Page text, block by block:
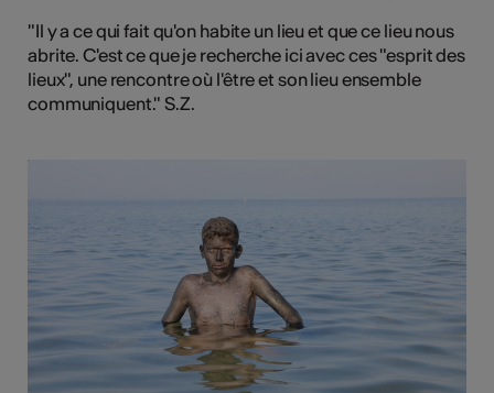
"Il y a ce qui fait qu'on habite un lieu et que ce lieu nous
abrite. C'est ce que je recherche ici avec ces "esprit des
lieux", une rencontre où l'être et son lieu ensemble
communiquent." S.Z.